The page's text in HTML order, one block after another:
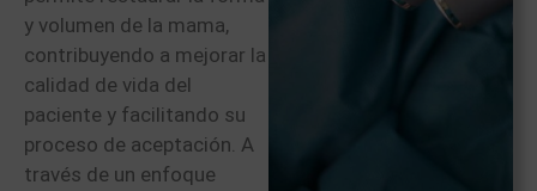
y volumen de la mama,
contribuyendo a mejorar la
calidad de vida del
paciente y facilitando su
proceso de aceptación. A
través de un enfoque